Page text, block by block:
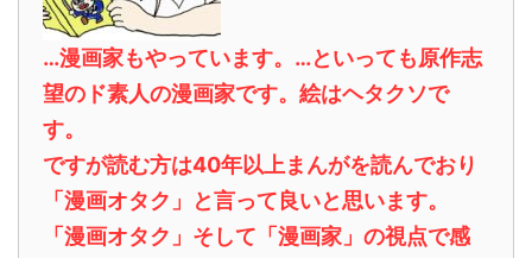
…漫画家もやっています。…といっても原作志
望のド素人の漫画家です。絵はヘタクソで
す。
ですが読む方は40年以上まんがを読んでおり
「漫画オタク」と言って良いと思います。
「漫画オタク」そして「漫画家」の視点で感